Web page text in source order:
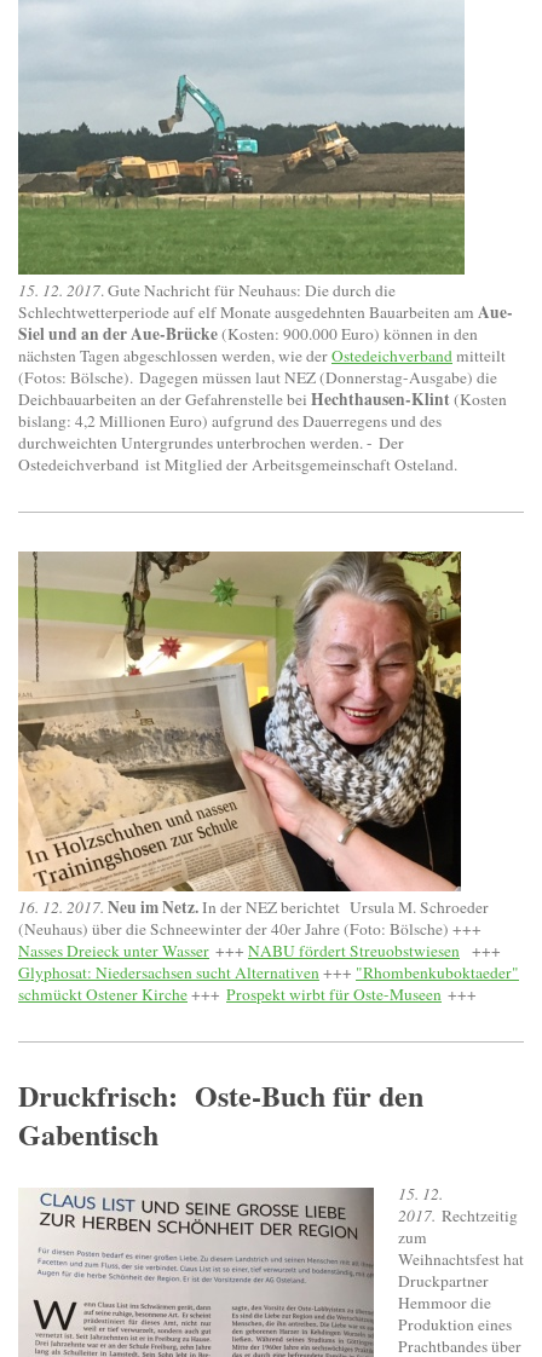
15. 12. 2017. Gute Nachricht für Neuhaus: Die durch die
Schlechtwetterperiode auf elf Monate ausgedehnten Bauarbeiten am Aue-
Siel und an der Aue-Brücke(Kosten: 900.000 Euro) können in den
nächsten Tagen abgeschlossen werden, wie derOstedeichverbandmitteilt
(Fotos: Bölsche). Dagegen müssen laut NEZ (Donnerstag-Ausgabe) die
Deichbauarbeiten an der Gefahrenstelle bei Hechthausen-Klint(Kosten
bislang: 4,2 Millionen Euro) aufgrund des Dauerregens und des
durchweichten Untergrundes unterbrochen werden. - Der
Ostedeichverband ist Mitglied der Arbeitsgemeinschaft Osteland.
16. 12. 2017. Neu im Netz.In der NEZ berichtet Ursula M. Schroeder
(Neuhaus) über die Schneewinter der 40er Jahre (Foto: Bölsche) +++
Nasses Dreieck unter Wasser +++ NABU fördert Streuobstwiesen +++
Glyphosat: Niedersachsen sucht Alternativen+++ "Rhombenkuboktaeder"
schmückt Ostener Kirche+++ Prospekt wirbt für Oste-Museen +++
Druckfrisch: Oste-Buch für den
Gabentisch
15. 12.
2017. Rechtzeitig
zum
Weihnachtsfest hat
Druckpartner
Hemmoor die
Produktion eines
Prachtbandes über